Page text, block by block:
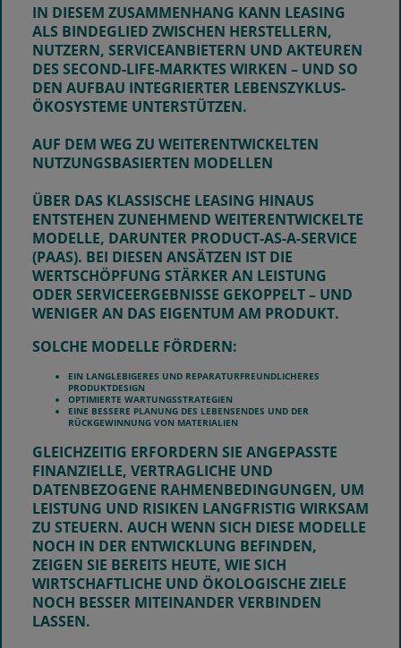
IN DIESEM ZUSAMMENHANG KANN LEASING
ALS BINDEGLIED ZWISCHEN HERSTELLERN,
NUTZERN, SERVICEANBIETERN UND AKTEUREN
DES SECOND-LIFE-MARKTES WIRKEN – UND SO
DEN AUFBAU INTEGRIERTER LEBENSZYKLUS-
ÖKOSYSTEME UNTERSTÜTZEN.
AUF DEM WEG ZU WEITERENTWICKELTEN
NUTZUNGSBASIERTEN MODELLEN
ÜBER DAS KLASSISCHE LEASING HINAUS
ENTSTEHEN ZUNEHMEND WEITERENTWICKELTE
MODELLE, DARUNTER PRODUCT-AS-A-SERVICE
(PAAS). BEI DIESEN ANSÄTZEN IST DIE
WERTSCHÖPFUNG STÄRKER AN LEISTUNG
ODER SERVICEERGEBNISSE GEKOPPELT – UND
WENIGER AN DAS EIGENTUM AM PRODUKT.
SOLCHE MODELLE FÖRDERN:
EIN LANGLEBIGERES UND REPARATURFREUNDLICHERES
PRODUKTDESIGN
OPTIMIERTE WARTUNGSSTRATEGIEN
EINE BESSERE PLANUNG DES LEBENSENDES UND DER
RÜCKGEWINNUNG VON MATERIALIEN
GLEICHZEITIG ERFORDERN SIE ANGEPASSTE
FINANZIELLE, VERTRAGLICHE UND
DATENBEZOGENE RAHMENBEDINGUNGEN, UM
LEISTUNG UND RISIKEN LANGFRISTIG WIRKSAM
ZU STEUERN. AUCH WENN SICH DIESE MODELLE
NOCH IN DER ENTWICKLUNG BEFINDEN,
ZEIGEN SIE BEREITS HEUTE, WIE SICH
WIRTSCHAFTLICHE UND ÖKOLOGISCHE ZIELE
NOCH BESSER MITEINANDER VERBINDEN
LASSEN.